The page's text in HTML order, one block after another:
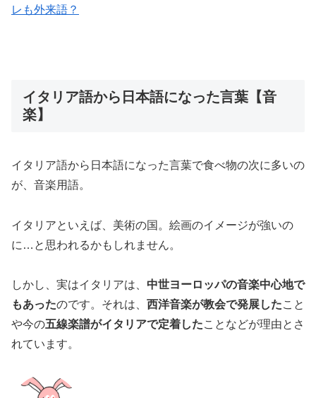
レも外来語？
イタリア語から日本語になった言葉【音
楽】
イタリア語から日本語になった言葉で食べ物の次に多いの
が、音楽用語。
イタリアといえば、美術の国。絵画のイメージが強いの
に…と思われるかもしれません。
しかし、実はイタリアは、 中世ヨーロッパの音楽中心地で
もあったのです。それは、 西洋音楽が教会で発展したこと
や今の五線楽譜がイタリアで定着したことなどが理由とさ
れています。